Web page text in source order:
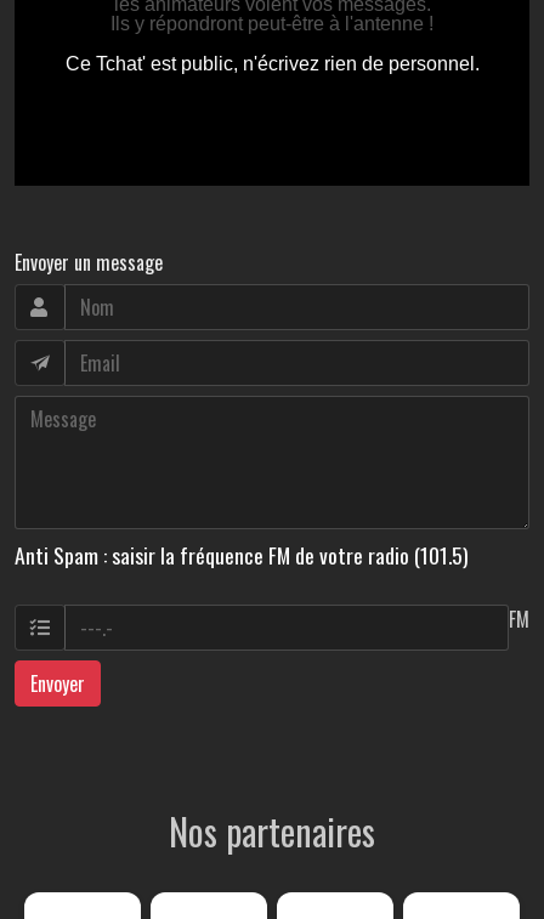
Envoyer un message
Anti Spam : saisir la fréquence FM de votre radio (101.5)
FM
Envoyer
Nos partenaires